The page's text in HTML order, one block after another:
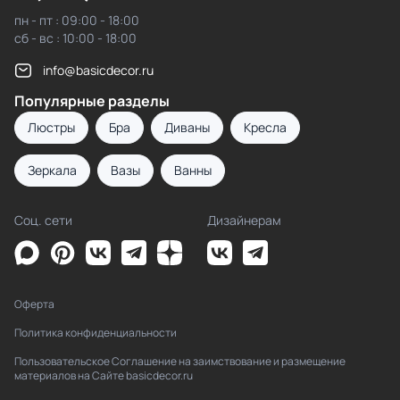
пн - пт : 09:00 - 18:00
сб - вс : 10:00 - 18:00
info@basicdecor.ru
Популярные разделы
Люстры Бра Диваны Кресла
Зеркала Вазы Ванны
Соц. сети Дизайнерам
Оферта
Политика конфиденциальности
Пользовательское Соглашение на заимствование и размещение
материалов на Сайте basicdecor.ru